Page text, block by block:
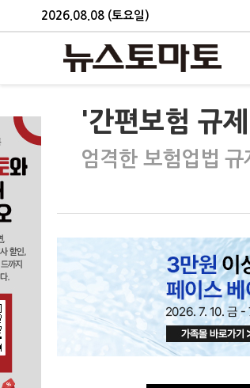
2026.08.08 (토요일)
'간편보험 규
엄격한 보험업법